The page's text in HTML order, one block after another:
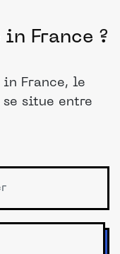
France ?
in France, le
situe entre